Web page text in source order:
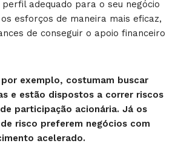
adequado para o seu negócio
esforços de maneira mais eficaz,
de conseguir o apoio financeiro
exemplo, costumam buscar
e estão dispostos a correr riscos
participação acionária. Já os
risco preferem negócios com
acelerado.